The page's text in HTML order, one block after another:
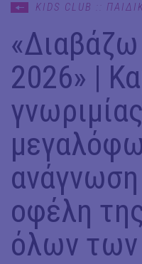
KIDS CLUB ::
2026» |
ανάγνωση
οφέλη
όλων των